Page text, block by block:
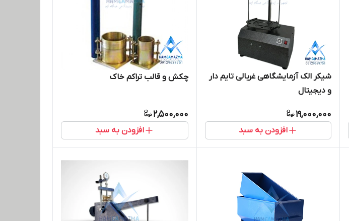
شیکر الک آزمایشگاهی غربالی تایم دار
و دیجیتال
19,000,000
افزودن به سبد
چکش و قالب تراکم خاک
2,500,000
افزودن به سبد